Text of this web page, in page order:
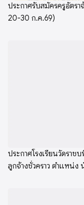
ประกาศรับสมัครครูอัตรา
20-30 ก.ค.69)
ประกาศโรงเรียนวัดราช
ลูกจ้างชั่วคราว ตำแหน่